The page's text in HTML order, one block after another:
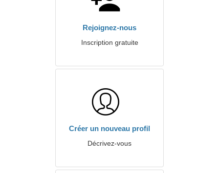
Rejoignez-nous
Inscription gratuite
Créer un nouveau profil
Décrivez-vous